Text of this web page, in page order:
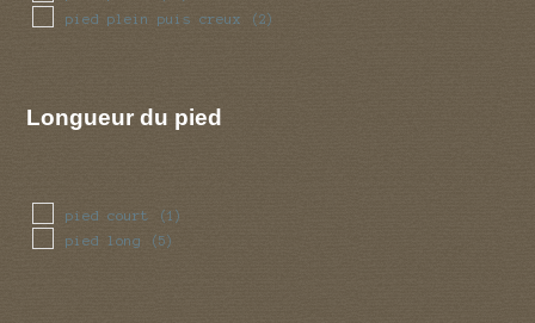
pied plein puis creux (2)
Longueur du pied
pied court (1)
pied long (5)